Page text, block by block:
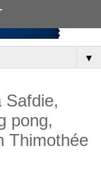
▼
Safdie,
pong,
Thimothée